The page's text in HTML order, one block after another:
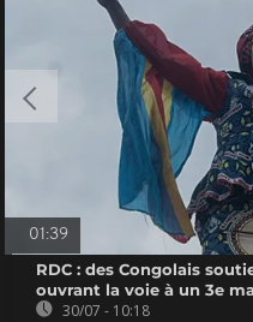
01:39
RDC : des Congolais
ouvrant la voie à un 3e
30/07 - 10:18